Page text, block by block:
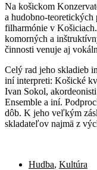
Na košickom
a hudobno-
filharmónie v
komorných a
činnosti venuje aj
Celý rad jeho skladieb
iní interpreti: Košické
Ivan Sokol,
Ensemble a iní.
dôb. K jeho veľkým
skladateľov najmä z
Hudba, Kultúra